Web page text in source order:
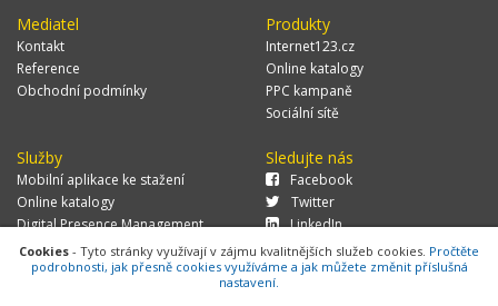
Mediatel
Kontakt
Reference
Obchodní podmínky
Produkty
Internet123.cz
Online katalogy
PPC kampaně
Sociální sítě
Služby
Mobilní aplikace ke stažení
Online katalogy
Digital Presence Management
Více zákazníků
Sledujte nás
Facebook
Twitter
LinkedIn
Cookies - Tyto stránky využívají v zájmu kvalitnějších služeb cookies. Pročtěte
podrobnosti, jak přesně cookies využíváme a jak můžete změnit příslušná
nastavení.